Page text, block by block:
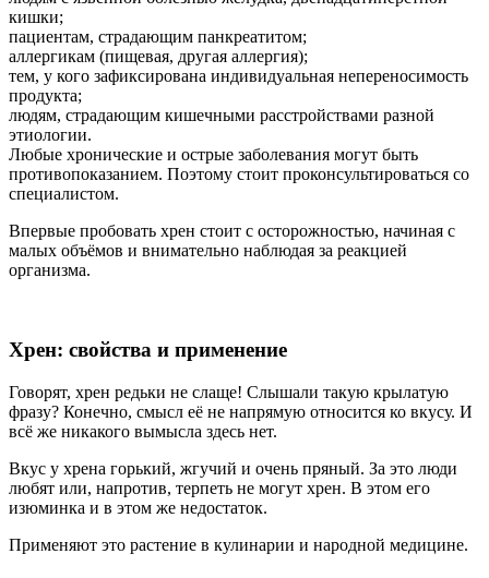
кишки;
пациентам, страдающим панкреатитом;
аллергикам (пищевая, другая аллергия);
тем, у кого зафиксирована индивидуальная непереносимость
продукта;
людям, страдающим кишечными расстройствами разной
этиологии.
Любые хронические и острые заболевания могут быть
противопоказанием. Поэтому стоит проконсультироваться со
специалистом.
Впервые пробовать хрен стоит с осторожностью, начиная с
малых объёмов и внимательно наблюдая за реакцией
организма.
Хрен: свойства и применение
Говорят, хрен редьки не слаще! Слышали такую крылатую
фразу? Конечно, смысл её не напрямую относится ко вкусу. И
всё же никакого вымысла здесь нет.
Вкус у хрена горький, жгучий и очень пряный. За это люди
любят или, напротив, терпеть не могут хрен. В этом его
изюминка и в этом же недостаток.
Применяют это растение в кулинарии и народной медицине.